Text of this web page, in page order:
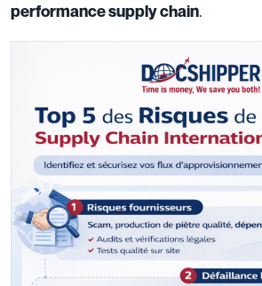
performance supply chain.